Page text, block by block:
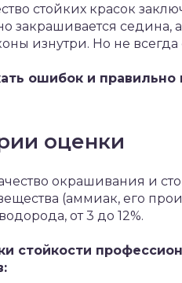
стойких красок
закрашивается
изнутри. Но не
ошибок и
оценки
окрашивания и
(аммиак, его
от 3 до 12%.
стойкости